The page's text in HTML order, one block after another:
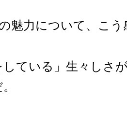
魅力について、こ
している」生々しさ